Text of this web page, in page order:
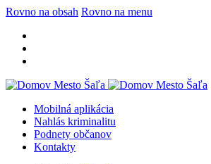
Rovno na obsah Rovno na menu
Mobilná aplikácia
Nahlás kriminalitu
Podnety občanov
Kontakty